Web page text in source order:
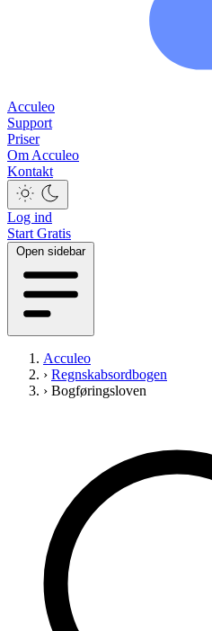
Acculeo
Support
Priser
Om Acculeo
Kontakt
Log ind
Start Gratis
Open sidebar
Acculeo
› Regnskabsordbogen
› Bogføringsloven